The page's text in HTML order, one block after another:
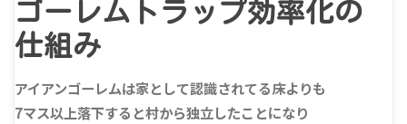
ゴーレムトラップ効率化の
仕組み
アイアンゴーレムは家として認識されてる床よりも
7マス以上落下すると村から独立したことになり